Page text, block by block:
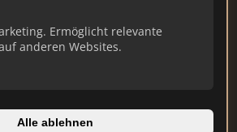
Ermöglicht relevante
anderen Websites.
Alle ablehnen
Scout GmbH